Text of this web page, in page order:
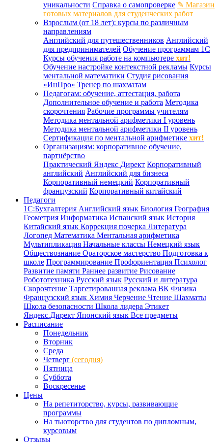
уникальности Справка о самопроверке ✎ Магазин
готовых материалов для студенческих работ
Взрослым (от 18 лет): курсы по различным
направлениям
Английский для путешественников Английский
для предпринимателей Обучение программам 1С
Курсы обучения работе на компьютере хит!
Обучение настройке контекстной рекламы Курсы
ментальной математики Студия рисования
«ИнПро» Тренер по шахматам
Педагогам: обучение, аттестация, работа
Дополнительное обучение и работа Методика
скорочтения Рабочие программы учителям
Методика ментальной арифметики I уровень
Методика ментальной арифметики II уровень
Сертификация по ментальной арифметике хит!
Организациям: корпоративное обучение,
партнёрство
Практический Яндекс Директ Корпоративный
английский Английский для бизнеса
Корпоративный немецкий Корпоративный
французский Корпоративный китайский
Педагоги
1С:Бухгалтерия Английский язык Биология География
Геометрия Информатика Испанский язык История
Китайский язык Коррекция почерка Литература
Логопед Математика Ментальная арифметика
Мультипликация Начальные классы Немецкий язык
Обществознание Ораторское мастерство Подготовка к
школе Программирование Профориентация Психолог
Развитие памяти Раннее развитие Рисование
Робототехника Русский язык Русский и литература
Скорочтение Таргетированная реклама ВК Физика
Французский язык Химия Черчение Чтение Шахматы
Школа безопасности Школа лидера Этикет
Яндекс.Директ Японский язык Все предметы
Расписание
Понедельник
Вторник
Среда
Четверг (сегодня)
Пятница
Суббота
Воскресенье
Цены
На репетиторство, курсы, развивающие
программы
На тьюторство для студентов по дипломным,
курсовым
Отзывы